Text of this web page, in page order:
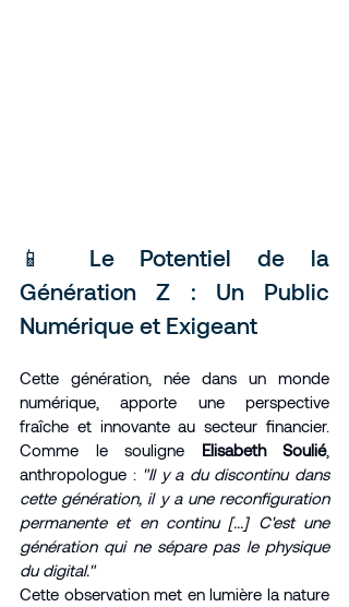
📱 Le Potentiel de la
Génération Z : Un Public
Numérique et Exigeant
Cette génération, née dans un monde
numérique, apporte une perspective
fraîche et innovante au secteur financier.
Comme le souligne Elisabeth Soulié,
anthropologue : "Il y a du discontinu dans
cette génération, il y a une reconfiguration
permanente et en continu [...] C'est une
génération qui ne sépare pas le physique
du digital."
Cette observation met en lumière la nature